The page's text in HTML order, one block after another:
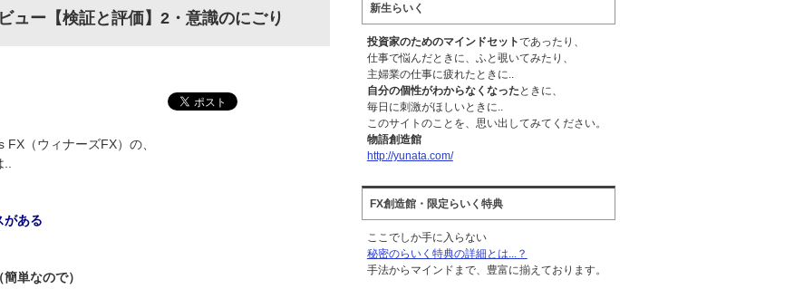
ュー【検証と評価】2・意識のにごり
（ウィナーズFX）の、
がある
単なので）
新生らいく
投資家のためのマインドセットであったり、
仕事で悩んだときに、ふと覗いてみたり、
主婦業の仕事に疲れたときに..
自分の個性がわからなくなった ときに、
毎日に刺激がほしいときに..
このサイトのことを、思い出してみてください。
物語創造館
http://yunata.com/
FX創造館・限定らいく特典
ここでしか手に入らない
秘密のらいく特典の詳細とは...？
手法からマインドまで、豊富に揃えております。